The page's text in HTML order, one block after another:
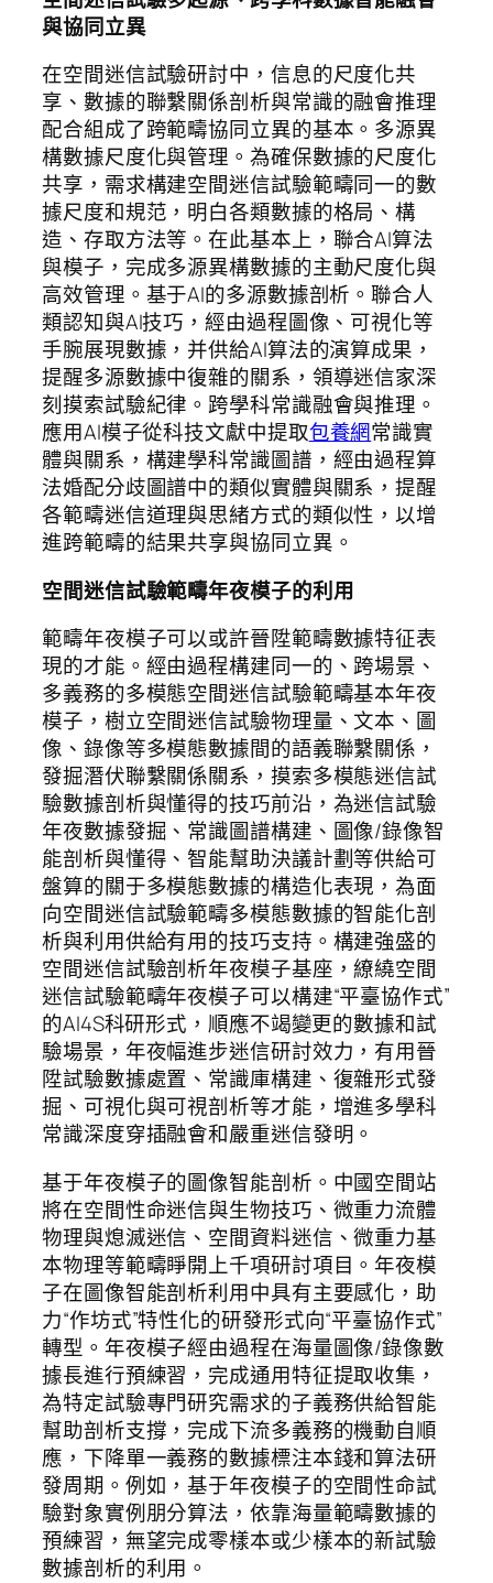
與協同立異
在空間迷信試驗研討中，信息的尺度化共
享、數據的聯繫關係剖析與常識的融會推理
配合組成了跨範疇協同立異的基本。多源異
構數據尺度化與管理。為確保數據的尺度化
共享，需求構建空間迷信試驗範疇同一的數
據尺度和規范，明白各類數據的格局、構
造、存取方法等。在此基本上，聯合AI算法
與模子，完成多源異構數據的主動尺度化與
高效管理。基于AI的多源數據剖析。聯合人
類認知與AI技巧，經由過程圖像、可視化等
手腕展現數據，并供給AI算法的演算成果，
提醒多源數據中復雜的關系，領導迷信家深
刻摸索試驗紀律。跨學科常識融會與推理。
應用AI模子從科技文獻中提取包養網常識實
體與關系，構建學科常識圖譜，經由過程算
法婚配分歧圖譜中的類似實體與關系，提醒
各範疇迷信道理與思緒方式的類似性，以增
進跨範疇的結果共享與協同立異。
空間迷信試驗範疇年夜模子的利用
範疇年夜模子可以或許晉陞範疇數據特征表
現的才能。經由過程構建同一的、跨場景、
多義務的多模態空間迷信試驗範疇基本年夜
模子，樹立空間迷信試驗物理量、文本、圖
像、錄像等多模態數據間的語義聯繫關係，
發掘潛伏聯繫關係關系，摸索多模態迷信試
驗數據剖析與懂得的技巧前沿，為迷信試驗
年夜數據發掘、常識圖譜構建、圖像/錄像智
能剖析與懂得、智能幫助決議計劃等供給可
盤算的關于多模態數據的構造化表現，為面
向空間迷信試驗範疇多模態數據的智能化剖
析與利用供給有用的技巧支持。構建強盛的
空間迷信試驗剖析年夜模子基座，繚繞空間
迷信試驗範疇年夜模子可以構建“平臺協作式”
的AI4S科研形式，順應不竭變更的數據和試
驗場景，年夜幅進步迷信研討效力，有用晉
陞試驗數據處置、常識庫構建、復雜形式發
掘、可視化與可視剖析等才能，增進多學科
常識深度穿插融會和嚴重迷信發明。
基于年夜模子的圖像智能剖析。中國空間站
將在空間性命迷信與生物技巧、微重力流體
物理與熄滅迷信、空間資料迷信、微重力基
本物理等範疇睜開上千項研討項目。年夜模
子在圖像智能剖析利用中具有主要感化，助
力“作坊式”特性化的研發形式向“平臺協作式”
轉型。年夜模子經由過程在海量圖像/錄像數
據長進行預練習，完成通用特征提取收集，
為特定試驗專門研究需求的子義務供給智能
幫助剖析支撐，完成下流多義務的機動自順
應，下降單一義務的數據標注本錢和算法研
發周期。例如，基于年夜模子的空間性命試
驗對象實例朋分算法，依靠海量範疇數據的
預練習，無望完成零樣本或少樣本的新試驗
數據剖析的利用。